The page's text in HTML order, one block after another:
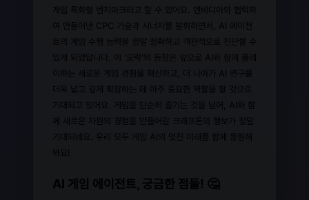
게임 특화형 벤치마크라고 할 수 있어요. 엔비디아와 협력하
여 만들어낸 CPC 기술과 시너지를 발휘하면서, AI 에이전
트의 게임 수행 능력을 정말 정확하고 객관적으로 진단할 수
있게 되었답니다. 이 '오락'의 등장은 앞으로 AI와 함께 플레
이하는 새로운 게임 경험을 혁신하고, 더 나아가 AI 연구를
더욱 넓고 깊게 확장하는 데 아주 중요한 역할을 할 것으로
기대되고 있어요. 게임을 단순히 즐기는 것을 넘어, AI와 함
께 새로운 차원의 경험을 만들어갈 크래프톤의 행보가 정말
기대되네요. 우리 모두 게임 AI의 멋진 미래를 함께 응원해
봐요!
AI 게임 에이전트, 궁금한 점들! 🤔